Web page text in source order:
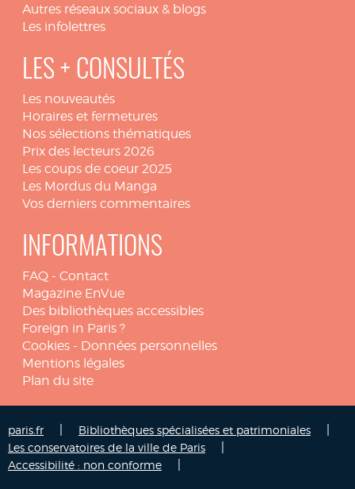
Autres réseaux sociaux & blogs
Les infolettres
LES + CONSULTÉS
Les nouveautés
Horaires et fermetures
Nos sélections thématiques
Prix des lecteurs 2026
Les coups de coeur 2025
Les Mordus du Manga
Vos derniers commentaires
INFORMATIONS
FAQ - Contact
Magazine EnVue
Des bibliothèques accessibles
Foreign in Paris ?
Cookies - Données personnelles
Mentions légales
Plan du site
paris.fr Bibliothèques spécialisées et patrimoniales
Les conservatoires de la ville de Paris
Accessibilité : non conforme